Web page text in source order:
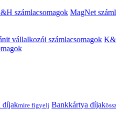
számlacsomagok MagNet
vállalkozói számlacsomagok
díjakmire figyelj Bankkártya díjak